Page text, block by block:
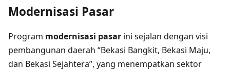
Modernisasi Pasar
Program modernisasi pasar ini sejalan dengan visi
pembangunan daerah “Bekasi Bangkit, Bekasi Maju,
dan Bekasi Sejahtera”, yang menempatkan sektor